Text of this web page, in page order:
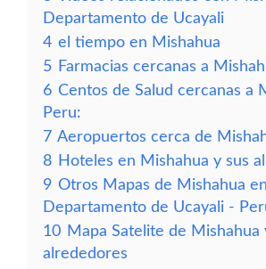
Departamento de Ucayali
4 el tiempo en Mishahua
5 Farmacias cercanas a
6 Centos de Salud cercanas a
Peru:
7 Aeropuertos cerca de
8 Hoteles en Mishahua y sus
9 Otros Mapas de Mishahua en
Departamento de Ucayali -
10 Mapa Satelite de Mishahua
alrededores